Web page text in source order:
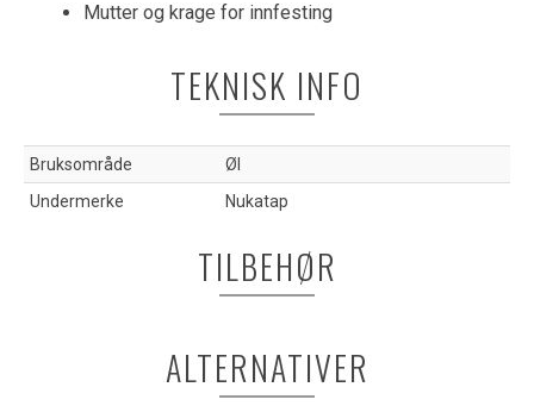
Mutter og krage for innfesting
TEKNISK INFO
Bruksområde
Øl
Undermerke
Nukatap
TILBEHØR
ALTERNATIVER